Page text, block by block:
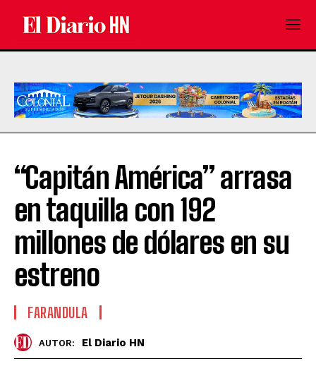
“Capitán América” arrasa
en taquilla con 192
millones de dólares en su
estreno
FARANDULA
AUTOR: El Diario HN